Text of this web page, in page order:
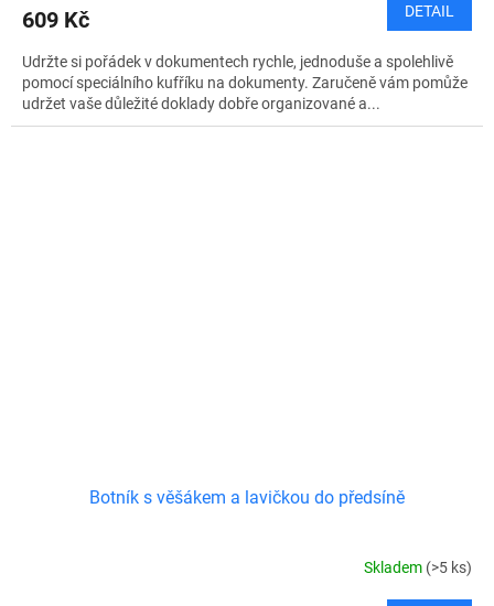
609 Kč DETAIL
Udržte si pořádek v dokumentech rychle, jednoduše a spolehlivě
pomocí speciálního kufříku na dokumenty. Zaručeně vám pomůže
udržet vaše důležité doklady dobře organizované a...
Botník s věšákem a lavičkou do předsíně
Skladem (>5 ks)